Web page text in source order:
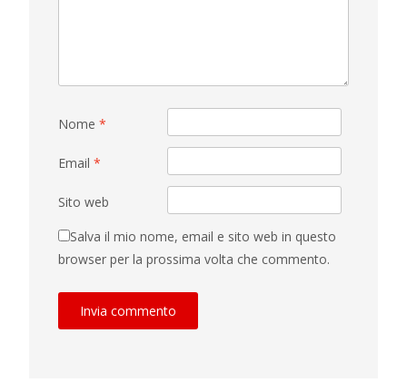
Nome *
Email *
Sito web
Salva il mio nome, email e sito web in questo
browser per la prossima volta che commento.